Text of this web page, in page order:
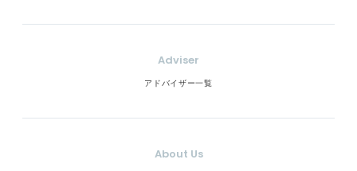
Adviser
アドバイザー一覧
About Us